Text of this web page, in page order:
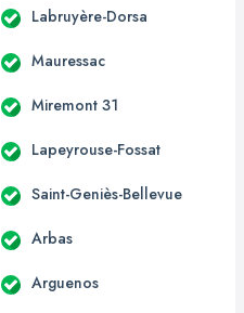
Labruyère-Dorsa
Mauressac
Miremont 31
Lapeyrouse-Fossat
Saint-Geniès-Bellevue
Arbas
Arguenos